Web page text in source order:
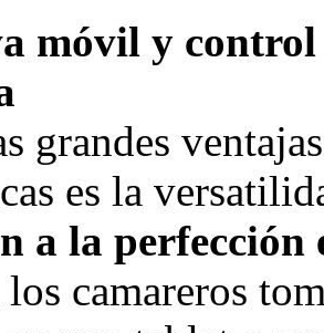
móvil y
grandes
es la
a la perfección
camareros